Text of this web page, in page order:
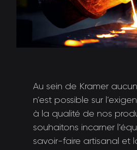
Au sein de Kramer
n’est possible sur
à la qualité de nos
souhaitons incarner
savoir-faire artisanal et